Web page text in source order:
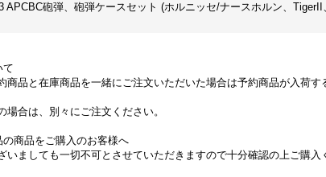
砲弾、砲弾ケースセット (ホルニッセ/ナースホルン、
て
商品と在庫商品を一緒にご注文いただいた場合は予約商品が入荷
場合は、別々にご注文ください。
商品をご購入のお客様へ
いましても一切不可とさせていただきますので十分確認の上ご購入